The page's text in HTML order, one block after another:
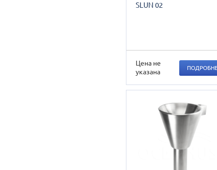
SLUN 02
Цена не
указана